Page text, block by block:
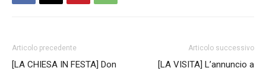
Articolo precedente
[LA CHIESA IN FESTA] Don
Articolo successivo
[LA VISITA] L’annuncio a